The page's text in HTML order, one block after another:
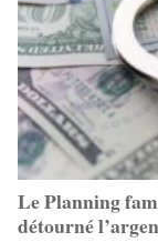
Le Planning
détourné